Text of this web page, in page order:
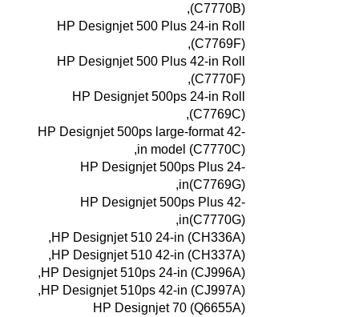
(C7770B),
HP Designjet 500 Plus 24-in Roll
(C7769F),
HP Designjet 500 Plus 42-in Roll
(C7770F),
HP Designjet 500ps 24-in Roll
(C7769C),
HP Designjet 500ps large-format 42-
in model (C7770C),
HP Designjet 500ps Plus 24-
in(C7769G),
HP Designjet 500ps Plus 42-
in(C7770G),
HP Designjet 510 24-in (CH336A),
HP Designjet 510 42-in (CH337A),
HP Designjet 510ps 24-in (CJ996A),
HP Designjet 510ps 42-in (CJ997A),
HP Designjet 70 (Q6655A)